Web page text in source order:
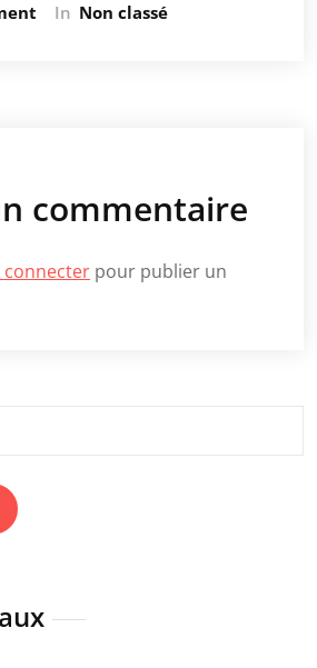
In Non classé
commentaire
connecter pour publier un